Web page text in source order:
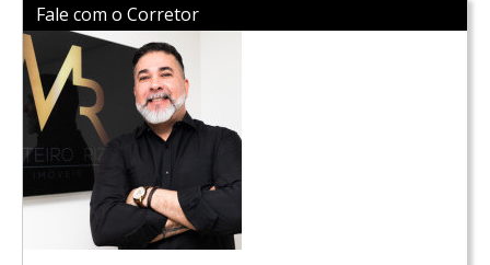
Fale com o Corretor